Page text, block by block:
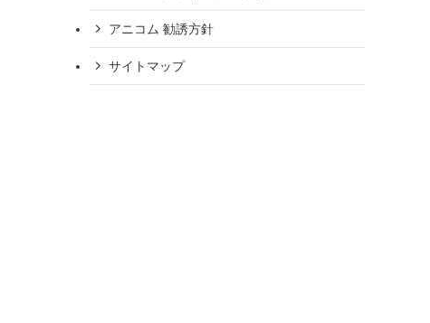
アニコム 勧誘方針
サイトマップ